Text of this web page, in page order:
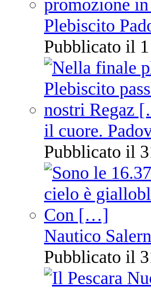
Plebiscito
Pubblicato il
il cuore.
Pubblicato il
Nautico
Pubblicato il